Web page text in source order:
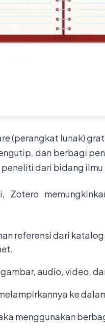
(perangkat lunak)
dan berbagi
dari bidang ilmu
Zotero
referensi dari
audio, video,
ke
menggunakan